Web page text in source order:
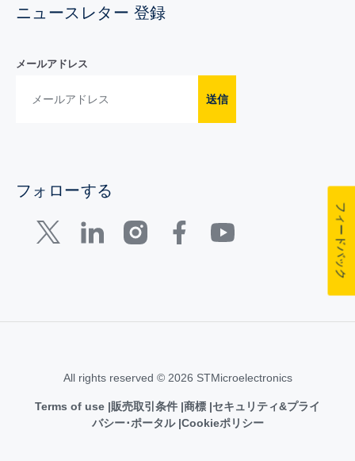
ニュースレター 登録
メールアドレス
送信
フォローする
All rights reserved © 2026 STMicroelectronics
Terms of use 販売取引条件 商標 セキュリティ&プライ
バシー･ポータル Cookieポリシー
フィードバック